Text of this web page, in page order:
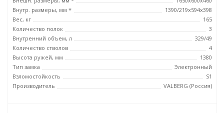
Внутр. размеры, мм *
1390/219х594х398
Вес, кг
165
Количество полок
3
Внутренний объем, л
329/49
Количество стволов
4
Высота ружей, мм
1380
Тип замка
Электронный
Взломостойкость
S1
Производитель
VALBERG (Россия)